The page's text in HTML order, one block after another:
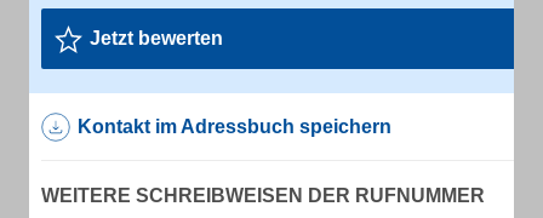
Jetzt bewerten
Kontakt im Adressbuch speichern
WEITERE SCHREIBWEISEN DER RUFNUMMER